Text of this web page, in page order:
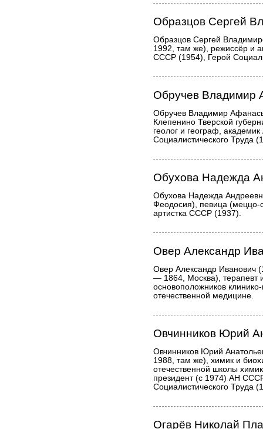
Образцов Сергей
Образцов Сергей
1992, там же), режиссёр и
СССР (1954), Герой
Обручев Владимир
Обручев Владимир
Клепенино Тверской
геолог и географ,
Социалистического Труда
Обухова Надежда
Обухова Надежда
Феодосия), певица (меццо-
артистка СССР (1937).
Овер Александр
Овер Александр Иванович
— 1864, Москва), терапевт
основоположников
отечественной медицине.
Овчинников Юрий
Овчинников Юрий
1988, там же), химик и
отечественной школы
президент (с 1974) АН
Социалистического Труда
Огарёв Николай